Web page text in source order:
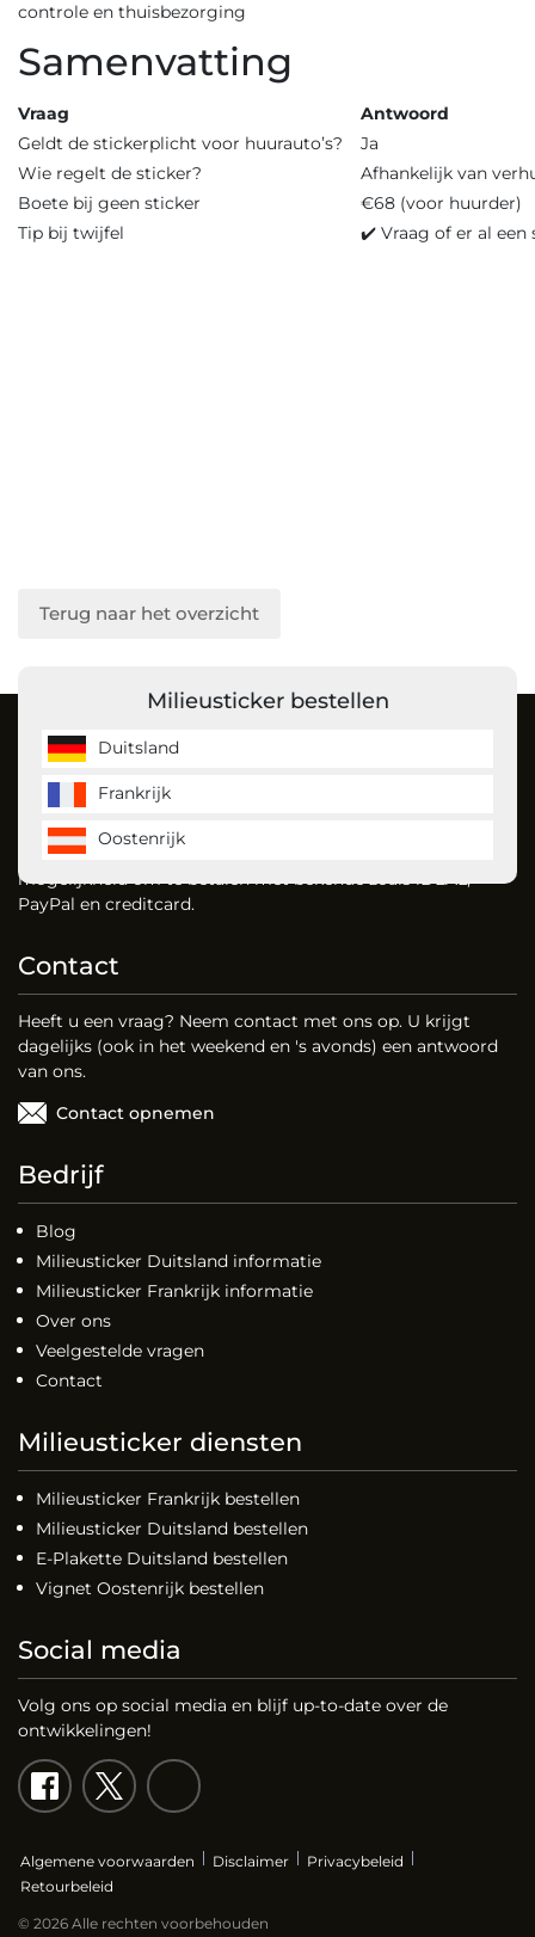
controle en thuisbezorging
Samenvatting
Vraag
Antwoord
Geldt de stickerplicht voor huurauto’s?
Ja
Wie regelt de sticker?
Afhankelijk van
Boete bij geen sticker
€68 (voor huurder)
Tip bij twijfel
✔️ Vraag of er al een
Milieusticker bestellen
Duitsland
Frankrijk
Oostenrijk
Terug naar het overzicht
Over ons
MilieustickerKopen is de milieusticker specialist en bestelt
u gemakkelijk uw milieusticker voor Duitsland, Frankrijk en
vignet voor Oostenrijk. Dankzij onze website heeft u de
mogelijkheid om te betalen met bekende zoals iDEAL,
PayPal en creditcard.
Contact
Heeft u een vraag? Neem contact met ons op. U krijgt
dagelijks (ook in het weekend en 's avonds) een antwoord
van ons.
Contact opnemen
Bedrijf
Blog
Milieusticker Duitsland informatie
Milieusticker Frankrijk informatie
Over ons
Veelgestelde vragen
Contact
Milieusticker diensten
Milieusticker Frankrijk bestellen
Milieusticker Duitsland bestellen
E-Plakette Duitsland bestellen
Vignet Oostenrijk bestellen
Social media
Volg ons op social media en blijf up-to-date over de
ontwikkelingen!
Algemene voorwaarden Disclaimer
Privacybeleid
Retourbeleid
© 2026 Alle rechten voorbehouden